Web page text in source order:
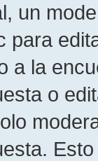
un
para
a la
o